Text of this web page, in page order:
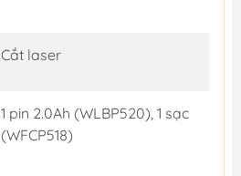
Cắt laser
1 pin 2.0Ah (WLBP520), 1 sạc
(WFCP518)